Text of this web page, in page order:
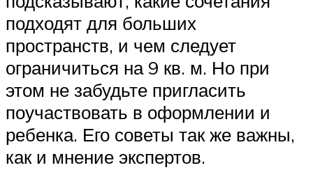
подходят для больших
пространств, и чем следует
ограничиться на 9 кв. м. Но при
этом не забудьте пригласить
поучаствовать в оформлении и
ребенка. Его советы так же важны,
как и мнение экспертов.